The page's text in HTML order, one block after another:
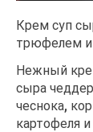
Крем суп
трюфелем и
Нежный
сыра
чеснока,
картофеля